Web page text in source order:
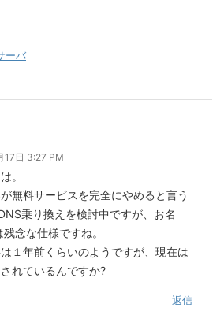
ーバ
17日 3:27 PM
。
無料サービスを完全にやめると言う
乗り換えを検討中ですが、お名
念な仕様ですね。
１年前くらいのようですが、現在は
れているんですか?
返信